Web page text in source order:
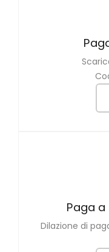
Paga a
Dilazione di